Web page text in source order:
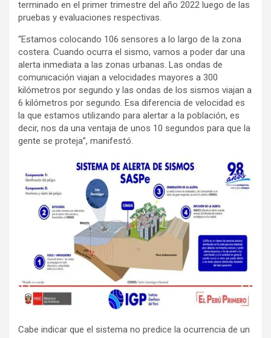
terminado en el primer trimestre del año 2022 luego de las
pruebas y evaluaciones respectivas.
“Estamos colocando 106 sensores a lo largo de la zona
costera. Cuando ocurra el sismo, vamos a poder dar una
alerta inmediata a las zonas urbanas. Las ondas de
comunicación viajan a velocidades mayores a 300
kilómetros por segundo y las ondas de los sismos viajan a
6 kilómetros por segundo. Esa diferencia de velocidad es
la que estamos utilizando para alertar a la población, es
decir, nos da una ventaja de unos 10 segundos para que la
gente se proteja”, manifestó.
Cabe indicar que el sistema no predice la ocurrencia de un